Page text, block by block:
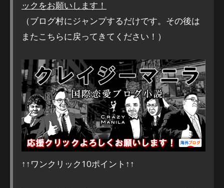
ックをお願いします！
（ブログ村にジャンプするだけです。その後は
またこちらに戻ってきてください！）
↑↑ワンクリック10ポイント↑↑